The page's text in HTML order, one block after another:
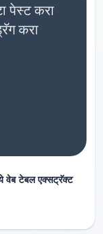
पेस्ट करा
करा
वेब टेबल एक्सट्रॅक्ट